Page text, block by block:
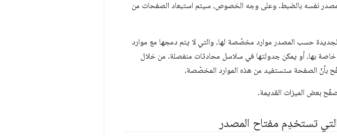
نفسه بالضبط. وعلى وجه الخصوص، سيتم استبعاد الصفحات من
حسب المصدر موارد مخصّصة لها، والتي لا يتم دمجها مع موارد
بها، أو يمكن جدولتها في سلاسل محادثات منفصلة. من خلال
بأنّ الصفحة ستستفيد من هذه الموارد المخصّصة.
بعض الميزات القديمة.
تستخدِم مفتاح المصدر